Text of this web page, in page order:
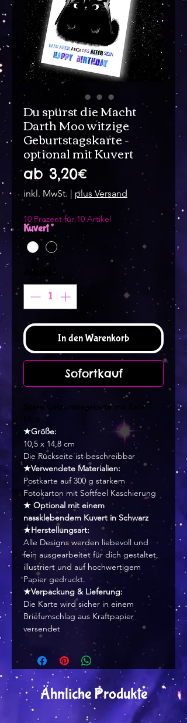
Du spürst die Macht
Darth Moo witzige
Geburtstagskarte -
optional mit Kuvert
ab 3,20€Sale-
Preis
inkl. MwSt. | plus Versand
10 Prozent für 10 Artikel
Kuvert*
Anzahl *
In den Warenkorb
Sofortkauf
Süsse Geburtstagskarte mit Kater
Moo
★Größe:
10,5 x 14,8 cm
Die Rückseite ist beschreibbar
★Verwendete Materialien:
Postkarte auf 300 g starkem
Fotokarton mit Softfeel Kaschierung
★ Optional mit einem
nassklebendem Kuvert in Schwarz
★Herstellungsart:
Alle Designs werden liebevoll und
fein ausgearbeitet für dich gestaltet,
illustriert und auf hochwertigem
Papier gedruckt.
★Verpackung & Lieferung:
Die Karte wird sicher in einem
Briefumschlag aus Kraftpapier
versendet
Ähnliche Produkte